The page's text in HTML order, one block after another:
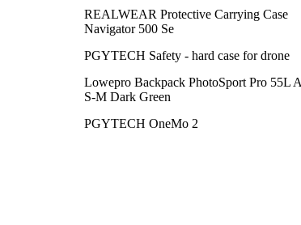
REALWEAR Protective Carrying Case
Navigator 500 Se
PGYTECH Safety - hard case for drone
Lowepro Backpack PhotoSport Pro 55L
S-M Dark Green
PGYTECH OneMo 2